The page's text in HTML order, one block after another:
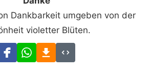
Dankbarkeit umgeben von der
violetter Blüten.